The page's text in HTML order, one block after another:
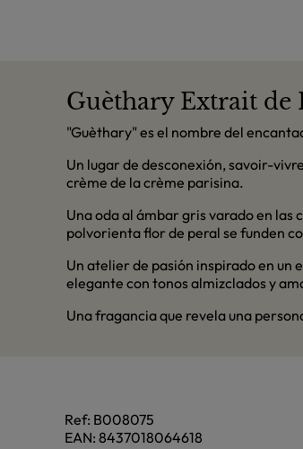
Guèthary Extrait de
"Guèthary" es el nombre del
Un lugar de desconexión, savoir-
crème de la crème parisina.
Una oda al ámbar gris varado en
polvorienta flor de peral se funden
Un atelier de pasión inspirado en
elegante con tonos almizclados y
Una fragancia que revela una
Ref: B008075
EAN: 8437018064618